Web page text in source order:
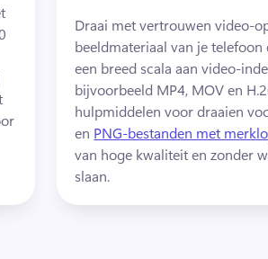
Draai met vertrouwen video-
beeldmateriaal van je
een breed scala aan video-
bijvoorbeeld MP4, MOV en
hulpmiddelen voor draaien
en PNG-bestanden met
van hoge kwaliteit en zonder
slaan.